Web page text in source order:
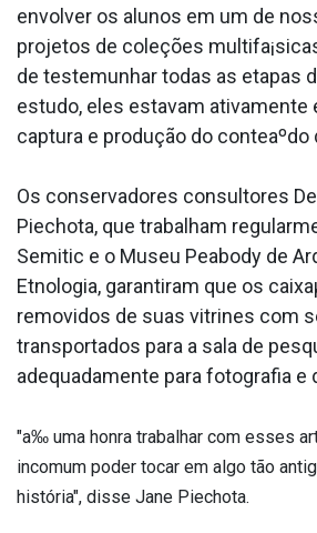
envolver os alunos em um de
projetos de coleções
de testemunhar todas as etapas
estudo, eles estavam ativamente
captura e produção do conteaºdo
Os conservadores consultores
Piechota, que trabalham
Semitic e o Museu Peabody de
Etnologia, garantiram que os
removidos de suas vitrines com
transportados para a sala de
adequadamente para fotografia e
"a‰ uma honra trabalhar com esses
incomum poder tocar em algo tão
história", disse Jane Piechota.